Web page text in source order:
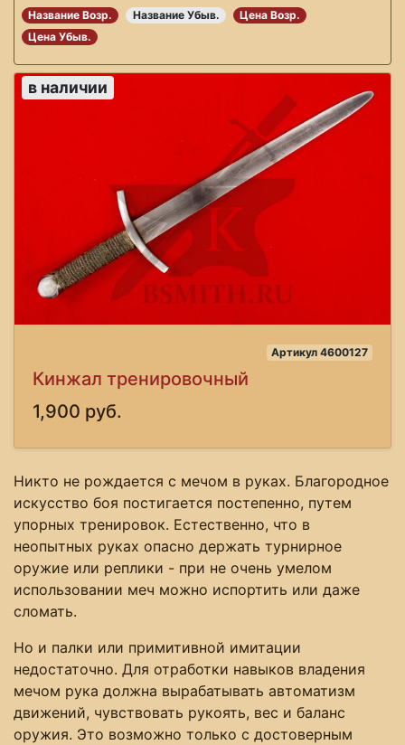
Название Возр. Название Убыв.
Цена Возр.
Цена Убыв.
в наличии
Артикул 4600127
Кинжал тренировочный
1,900 руб.
Никто не рождается с мечом в руках. Благородное
искусство боя постигается постепенно, путем
упорных тренировок. Естественно, что в
неопытных руках опасно держать турнирное
оружие или реплики - при не очень умелом
использовании меч можно испортить или даже
сломать.
Но и палки или примитивной имитации
недостаточно. Для отработки навыков владения
мечом рука должна вырабатывать автоматизм
движений, чувствовать рукоять, вес и баланс
оружия. Это возможно только с достоверным